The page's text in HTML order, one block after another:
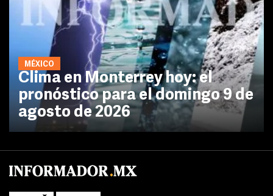
MÉXICO
Clima en Monterrey hoy: el
pronóstico para el domingo 9 de
agosto de 2026